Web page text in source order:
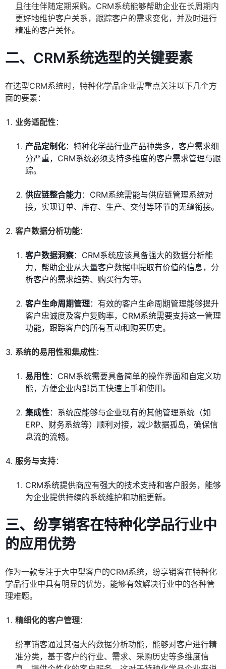
且往往伴随定期采购。CRM系统能够帮助企业在长周期内
更好地维护客户关系，跟踪客户的需求变化，并及时进行
精准的客户关怀。
二、CRM系统选型的关键要素
在选型CRM系统时，特种化学品企业需重点关注以下几个方
面的要素：
业务适配性：
产品定制化：特种化学品行业产品种类多，客户需求细
分严重，CRM系统必须支持多维度的客户需求管理与跟
踪。
供应链整合能力：CRM系统需能与供应链管理系统对
接，实现订单、库存、生产、交付等环节的无缝衔接。
客户数据分析功能：
客户数据洞察：CRM系统应该具备强大的数据分析能
力，帮助企业从大量客户数据中提取有价值的信息，分
析客户的需求趋势、购买行为等。
客户生命周期管理：有效的客户生命周期管理能够提升
客户忠诚度及客户复购率，CRM系统需要支持这一管理
功能，跟踪客户的所有互动和购买历史。
系统的易用性和集成性：
易用性：CRM系统需要具备简单的操作界面和自定义功
能，方便企业内部员工快速上手和使用。
集成性：系统应能够与企业现有的其他管理系统（如
ERP、财务系统等）顺利对接，减少数据孤岛，确保信
息流的流畅。
服务与支持：
CRM系统提供商应有强大的技术支持和客户服务，能够
为企业提供持续的系统维护和功能更新。
三、纷享销客在特种化学品行业中
的应用优势
作为一款专注于大中型客户的CRM系统，纷享销客在特种化
学品行业中具有明显的优势，能够有效解决行业中的各种管
理难题。
精细化的客户管理：
纷享销客通过其强大的数据分析功能，能够对客户进行精
准分类，基于客户的行业、需求、采购历史等多维度信